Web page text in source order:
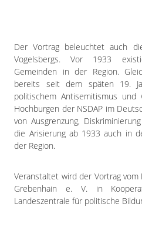
Der Vortrag beleuchtet auch
Vogelsbergs. Vor 1933
Gemeinden in der Region.
bereits seit dem späten 19.
politischem Antisemitismus
Hochburgen der NSDAP im
von Ausgrenzung,
die Arisierung ab 1933 auch in
der Region.
Veranstaltet wird der Vortrag
Grebenhain e. V. in
Landeszentrale für politische